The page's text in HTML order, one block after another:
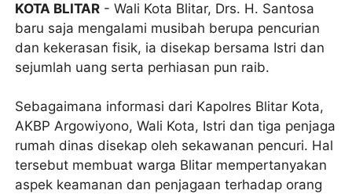
KOTA BLITAR - Wali Kota Blitar, Drs. H. Santosa
baru saja mengalami musibah berupa pencurian
dan kekerasan fisik, ia disekap bersama Istri dan
sejumlah uang serta perhiasan pun raib.
Sebagaimana informasi dari Kapolres Blitar Kota,
AKBP Argowiyono, Wali Kota, Istri dan tiga penjaga
rumah dinas disekap oleh sekawanan pencuri. Hal
tersebut membuat warga Blitar mempertanyakan
aspek keamanan dan penjagaan terhadap orang